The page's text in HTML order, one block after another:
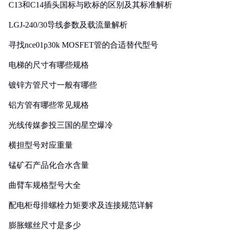
C13和C14插头国标与欧标的区别及其标准解析
LGJ-240/30导线参数及载流量解析
寻找nce01p30k MOSFET管的合适替代型号
电梯的尺寸有哪些规格
镀锌方管尺寸一般有哪些
铝方管有哪些常见规格
光线传媒参投三国的星空爆冷
横担型号对应重量
锰矿石产品化合水含量
曲臂车规格型号大全
配电柜母排螺栓力矩要求及连接规范详解
膨胀螺丝尺寸是多少